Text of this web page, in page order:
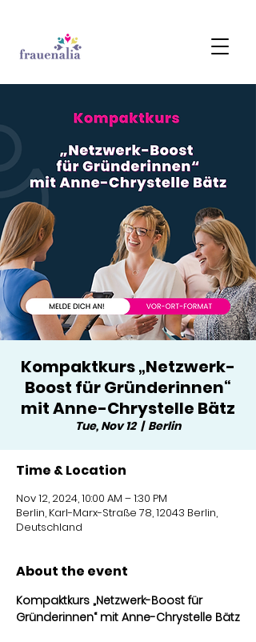
Kompaktkurs „Netzwerk-
Boost für Gründerinnen“
mit Anne-Chrystelle Bätz
Tue, Nov 12
  |
Berlin
Time & Location
Nov 12, 2024, 10:00 AM – 1:30 PM
Berlin, Karl-Marx-Straße 78, 12043 Berlin,
Deutschland
About the event
Kompaktkurs „Netzwerk-Boost für
Gründerinnen“ mit Anne-Chrystelle Bätz